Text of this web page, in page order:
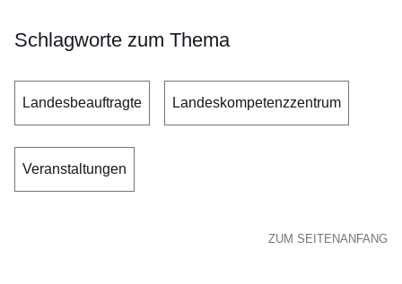
Schlagworte zum Thema
Landesbeauftragte Landeskompetenzzentrum
Veranstaltungen
ZUM SEITENANFANG